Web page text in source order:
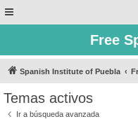
Free
Spanish Institute of Puebla
Temas activos
Ir a búsqueda avanzada